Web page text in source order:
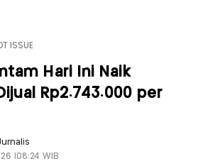
ISSUE
Hari Ini Naik
Rp2.743.000 per
|08:24 WIB